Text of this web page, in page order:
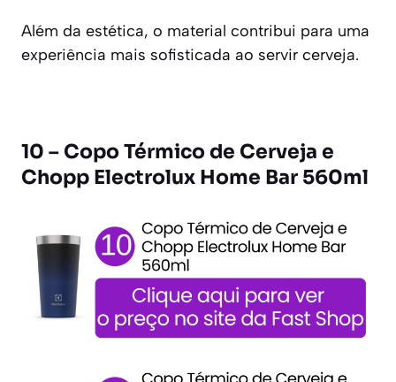
Além da estética, o material contribui para uma
experiência mais sofisticada ao servir cerveja.
10 – Copo Térmico de Cerveja e
Chopp Electrolux Home Bar 560ml